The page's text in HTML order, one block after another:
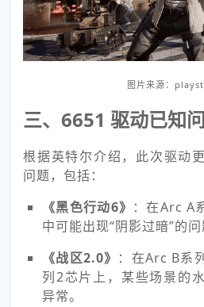
图片来源：
三、6651 驱动已知
根据英特尔介绍，此次驱动
问题，包括：
《黑色行动6》 ：在Arc A
中可能出现“阴影过暗”的问
《战区2.0》 ：在Arc B系
列2芯片上，某些场景的
异常。